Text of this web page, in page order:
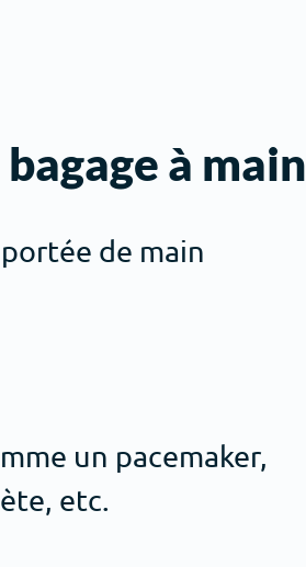
à main
de main
un pacemaker,
etc.